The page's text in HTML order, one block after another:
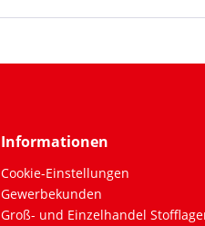
Informationen
Cookie-Einstellungen
Gewerbekunden
Groß- und Einzelhandel